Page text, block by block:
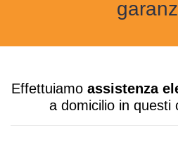
Effettuiamo assistenza
a domicilio in questi